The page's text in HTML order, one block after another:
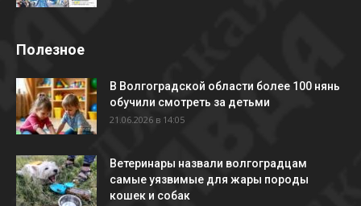
Полезное
В Волгоградской области более 100 нянь
обучили смотреть за детьми
21.06.2026 в 14:05
Ветеринары назвали волгоградцам
самые уязвимые для жары породы
кошек и собак